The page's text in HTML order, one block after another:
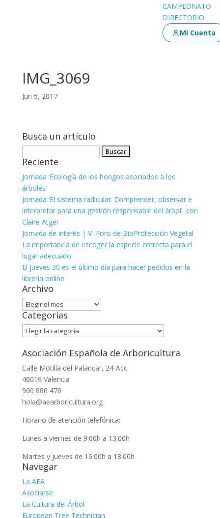
CAMPEONATO
DIRECTORIO
Mi Cuenta
IMG_3069
Jun 5, 2017
Busca un artículo
Reciente
Jornada ‘Ecología de los hongos asociados a los
árboles’
Jornada ‘El sistema radicular. Comprender, observar e
interpretar para una gestión responsable del árbol’, con
Claire Atger
Jornada de interés | VI Foro de BioProtección Vegetal
La importancia de escoger la especie correcta para el
lugar adecuado
El jueves 30 es el último día para hacer pedidos en la
librería online
Archivo
Archivo
Categorías
Categorías
Asociación Española de Arboricultura
Calle Motilla del Palancar, 24-Acc
46019 Valencia
960 880 476
hola@aearboricultura.org
Horario de atención telefónica:
Lunes a viernes de 9:00h a 13:00h
Martes y jueves de 16:00h a 18:00h
Navegar
La AEA
Asociarse
La Cultura del Árbol
European Tree Technician